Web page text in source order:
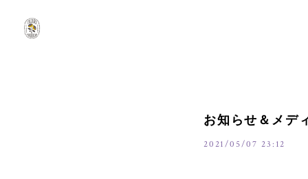
お知らせ＆メデ
2021/05/07 23:12